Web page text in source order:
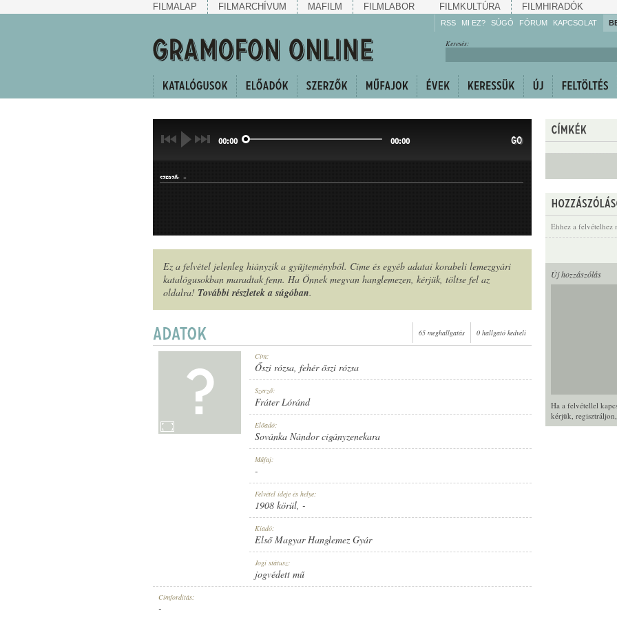
FILMALAP FILMARCHÍVUM MAFILM FILMLABOR FILMKULTÚRA FILMHIRADÓK
RSS MI EZ? SÚGÓ
Gyarapítsa!
FÓRUM KAPCSOLAT
Keresés:
Ehhez a felvételhez
Új hozzászólás
Ha a felvétellel
kérjük, regisztráljon
00:00 00:00 GO
SZERZŐ: -
MŰFAJ:
1908 KÖRÜL
Ez a felvétel jelenleg hiányzik a gyűjteményből. Címe és egyéb adatai korabeli lemezgyári
katalógusokban maradtak fenn. Ha Önnek megvan hanglemezen, kérjük, töltse fel az
oldalra! További részletek a súgóban.
65 meghallgatás 0 hallgató kedveli
Cím:
Őszi rózsa, fehér őszi rózsa
Szerző:
Fráter Lóránd
Előadó:
Sovánka Nándor cigányzenekara
Műfaj:
-
Felvétel ideje és helye:
1908 körül, -
Kiadó:
Első Magyar Hanglemez Gyár
Jogi státusz:
jogvédett mű
Címfordítás:
-